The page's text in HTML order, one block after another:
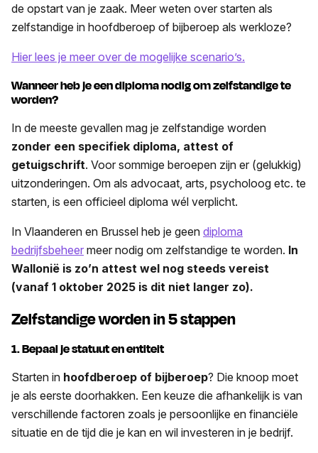
de opstart van je zaak. Meer weten over starten als
zelfstandige in hoofdberoep of bijberoep als werkloze?
Hier lees je meer over de mogelijke scenario’s.
Wanneer heb je een diploma nodig om zelfstandige te
worden?
In de meeste gevallen mag je zelfstandige worden
zonder een specifiek diploma, attest of
getuigschrift. Voor sommige beroepen zijn er (gelukkig)
uitzonderingen. Om als advocaat, arts, psycholoog etc. te
starten, is een officieel diploma wél verplicht.
In Vlaanderen en Brussel heb je geen diploma
bedrijfsbeheer meer nodig om zelfstandige te worden. In
Wallonië is zo’n attest wel nog steeds vereist
(vanaf 1 oktober 2025 is dit niet langer zo).
Zelfstandige worden in 5 stappen
1. Bepaal je statuut en entiteit
Starten in hoofdberoep of bijberoep? Die knoop moet
je als eerste doorhakken. Een keuze die afhankelijk is van
verschillende factoren zoals je persoonlijke en financiële
situatie en de tijd die je kan en wil investeren in je bedrijf.